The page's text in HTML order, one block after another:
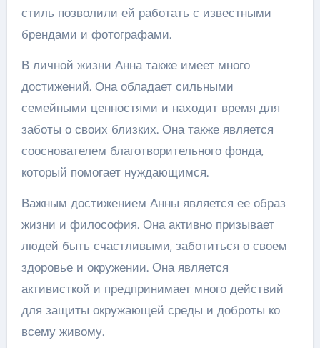
стиль позволили ей работать с известными
брендами и фотографами.
В личной жизни Анна также имеет много
достижений. Она обладает сильными
семейными ценностями и находит время для
заботы о своих близких. Она также является
сооснователем благотворительного фонда,
который помогает нуждающимся.
Важным достижением Анны является ее образ
жизни и философия. Она активно призывает
людей быть счастливыми, заботиться о своем
здоровье и окружении. Она является
активисткой и предпринимает много действий
для защиты окружающей среды и доброты ко
всему живому.